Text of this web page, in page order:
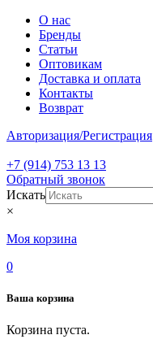
О нас
Бренды
Статьи
Оптовикам
Доставка и оплата
Контакты
Возврат
Авторизация/Регистрация
+7 (914) 753 13 13
Обратный звонок
Искать
×
Моя корзина
0
Ваша корзина
Корзина пуста.